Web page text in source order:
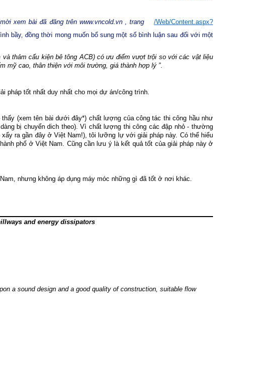
mời xem bài đã đăng trên www.vncold.vn , trang
/Web/Content.aspx?
bầy, đồng thời mong muốn bổ sung một số bình luận sau đối với một
thảm cấu kiện bê tông ACB) có ưu điểm vượt trội so với các vật liệu
mỹ cao, thân thiện với môi trường, giá thành hợp lý ”.
pháp tốt nhất duy nhất cho mọi dự án/công trình.
(xem tên bài dưới đây*) chất lượng của công tác thi công hầu như
bị chuyển dich theo). Vì chất lượng thi công các đập nhỏ - thường
ra gần đây ở Việt Nam!), tôi lưỡng lự với giải pháp này. Có thể hiểu
phố ở Việt Nam. Cũng cần lưu ý là kết quả tốt của giải pháp này ở
nhưng không áp dụng máy móc những gì đã tốt ở nơi khác.
and energy dissipators
a sound design and a good quality of construction, suitable flow